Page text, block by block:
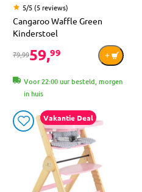
5/5 (5 reviews)
Cangaroo Waffle Green
Kinderstoel
79,9959,99
Voor 22:00 uur besteld, morgen
in huis
Vakantie Deal